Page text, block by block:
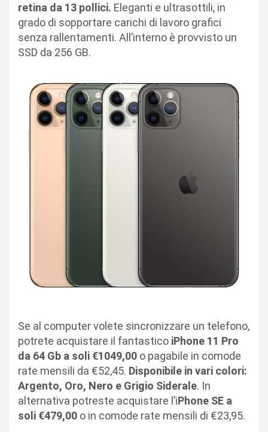
retina da 13 pollici. Eleganti e ultrasottili, in
grado di sopportare carichi di lavoro grafici
senza rallentamenti. All’interno è provvisto un
SSD da 256 GB.
Se al computer volete sincronizzare un telefono,
potrete acquistare il fantastico iPhone 11 Pro
da 64 Gb a soli €1049,00 o pagabile in comode
rate mensili da €52,45. Disponibile in vari colori:
Argento, Oro, Nero e Grigio Siderale. In
alternativa potreste acquistare l’iPhone SE a
soli €479,00 o in comode rate mensili di €23,95.